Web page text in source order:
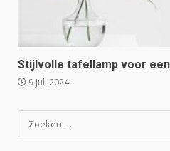
Stijlvolle tafellamp voor
9 juli 2024
Zoeken
naar: